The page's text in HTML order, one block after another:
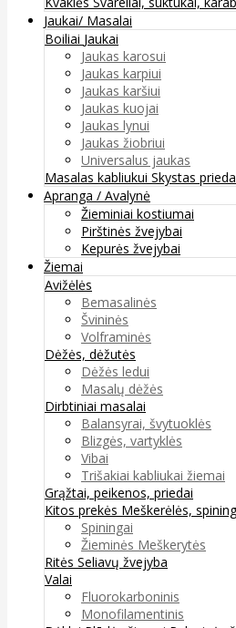
Jaukai/ Masalai
Boiliai Jaukai
Jaukas karosui
Jaukas karpiui
Jaukas karšiui
Jaukas kuojai
Jaukas lynui
Jaukas žiobriui
Universalus jaukas
Masalas kabliukui Skystas
Apranga / Avalynė
Žieminiai kostiumai
Pirštinės žvejybai
Kepurės žvejybai
Žiemai
Avižėlės
Bemasalinės
Švininės
Volframinės
Dėžės, dėžutės
Dėžės ledui
Masalų dėžės
Dirbtiniai masalai
Balansyrai, švytuoklės
Blizgės, vartyklės
Vibai
Trišakiai kabliukai žiemai
Grąžtai, peikenos, priedai
Kitos prekės Meškerėlės,
Spiningai
Žieminės Meškerytės
Ritės Seliavų žvejyba
Valai
Fluorokarboninis
Monofilamentinis